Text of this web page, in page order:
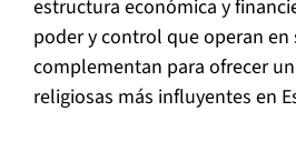
estructura económica y
poder y control que operan
complementan para ofrecer
religiosas más influyentes en